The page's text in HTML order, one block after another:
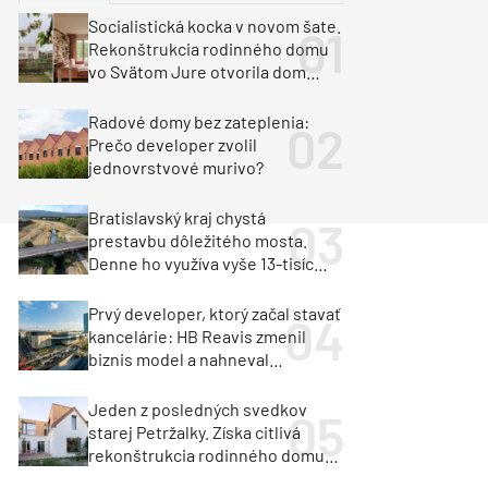
Klimatizácia a vetranie
Milan Murcka
Socialistická kocka v novom šate.
Rekonštrukcia rodinného domu
vo Svätom Jure otvorila dom
Radové domy bez zateplenia:
Prečo developer zvolil
jednovrstvové murivo?
Bratislavský kraj chystá
prestavbu dôležitého mosta.
Denne ho využíva vyše 13-tisíc
Prvý developer, ktorý začal stavať
kancelárie: HB Reavis zmenil
biznis model a nahneval
Jeden z posledných svedkov
starej Petržalky. Získa citlivá
rekonštrukcia rodinného domu